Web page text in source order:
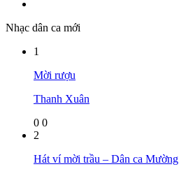
Nhạc dân ca mới
1
Mời rượu
Thanh Xuân
0 0
2
Hát ví mời trầu – Dân ca Mường